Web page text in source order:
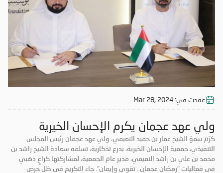
الفضيل.
عقدت في: Mar 28, 2024
ولي عهد عجمان يكرم الإحسان الخيرية
كرّم سموّ الشيخ عمار بن حميد النعيمي، ولي عهد عجمان رئيس المجلس
التنفيذي، جمعية الإحسان الخيرية، بدرع تذكارية، تسلمه سعادة الشيخ راشد بن
محمد بن علي بن راشد النعيمي، مدير عام الجمعية، لمشاركتها كراعٍ ذهبي
في فعاليات "رمضان عجمان.. تقوى وإيمان". جاء التكريم في ظل حرص